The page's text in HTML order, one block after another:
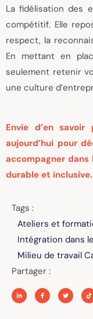
La fidélisation des
compétitif. Elle
respect, la
En mettant en
seulement retenir
une culture
Envie d’en
aujourd’hui pour
accompagner dans
durable et inclusive.
Tags :
Ateliers et
Intégration dans
Milieu de travail
Partager :